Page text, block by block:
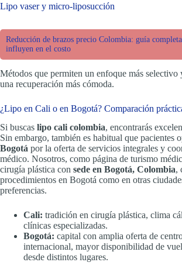
Lipo vaser y micro-liposucción
Reducción de brazos precio Colombia: guía
influyen en el costo
Métodos que permiten un enfoque más selectivo
una recuperación más cómoda.
¿Lipo en Cali o en Bogotá? Comparación
Si buscas lipo cali colombia, encontrarás
Sin embargo, también es habitual que pacientes
Bogotá por la oferta de servicios integrales y
médico. Nosotros, como página de turismo
cirugía plástica con sede en Bogotá, Colombia,
procedimientos en Bogotá como en otras
preferencias.
Cali: tradición en cirugía plástica, clima
clínicas especializadas.
Bogotá: capital con amplia oferta de
internacional, mayor disponibilidad de
desde distintos lugares.